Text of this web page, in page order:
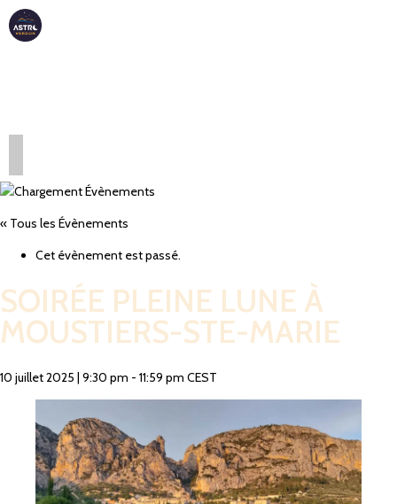
« Tous les Évènements
Cet évènement est passé.
SOIRÉE PLEINE LUNE À
MOUSTIERS-STE-MARIE
10 juillet 2025 9:30 pm - 11:59 pm CEST